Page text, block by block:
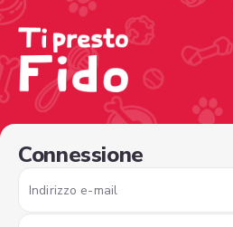
Connessione
Indirizzo e-mail
/sign-in?nextPage=%2Fview-